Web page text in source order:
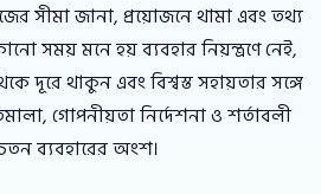
সীমা জানা, প্রয়োজনে থামা এবং তথ্য
সময় মনে হয় ব্যবহার নিয়ন্ত্রণে নেই,
দূরে থাকুন এবং বিশ্বস্ত সহায়তার সঙ্গে
গোপনীয়তা নির্দেশনা ও শর্তাবলী
ব্যবহারের অংশ।